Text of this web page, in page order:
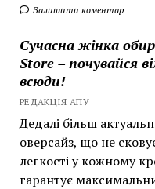
Залишити коментар
Сучасна жінка
Store – почувайся
всюди!
РЕДАКЦІЯ АПУ
Дедалі більш
оверсайз, що не
легкості у кожному
гарантує